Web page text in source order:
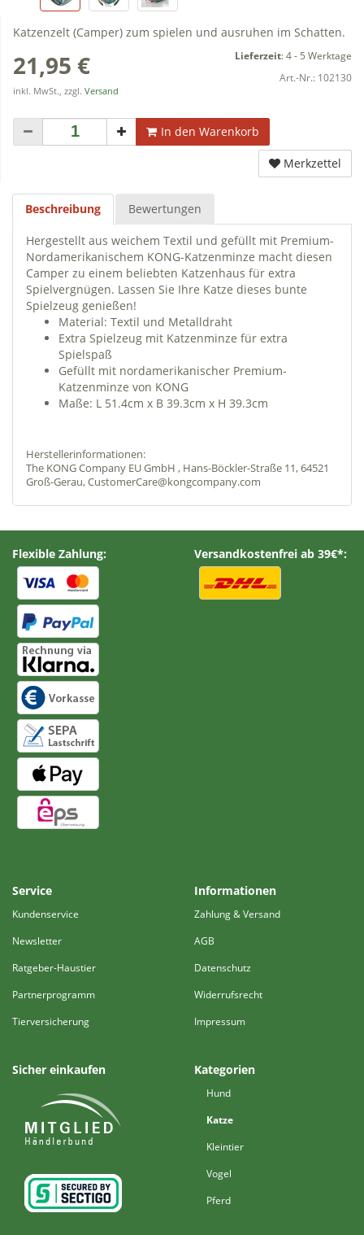
Katzenzelt (Camper) zum spielen und ausruhen im Schatten.
21,95 €
inkl. MwSt., zzgl. Versand
Lieferzeit:4 - 5 Werktage
Art.-Nr.: 102130
In den Warenkorb
Merkzettel
Beschreibung Bewertungen
Hergestellt aus weichem Textil und gefüllt mit Premium-
Nordamerikanischem KONG-Katzenminze macht diesen
Camper zu einem beliebten Katzenhaus für extra
Spielvergnügen. Lassen Sie Ihre Katze dieses bunte
Spielzeug genießen!
Material: Textil und Metalldraht
Extra Spielzeug mit Katzenminze für extra
Spielspaß
Gefüllt mit nordamerikanischer Premium-
Katzenminze von KONG
Maße: L 51.4cm x B 39.3cm x H 39.3cm
Herstellerinformationen:
The KONG Company EU GmbH , Hans-Böckler-Straße 11, 64521
Groß-Gerau, CustomerCare@kongcompany.com
Flexible Zahlung: Versandkostenfrei ab 39€*:
Service
Kundenservice
Newsletter
Ratgeber-Haustier
Partnerprogramm
Tierversicherung
Informationen
Zahlung & Versand
AGB
Datenschutz
Widerrufsrecht
Impressum
Sicher einkaufen Kategorien
Hund
Katze
Kleintier
Vogel
Pferd